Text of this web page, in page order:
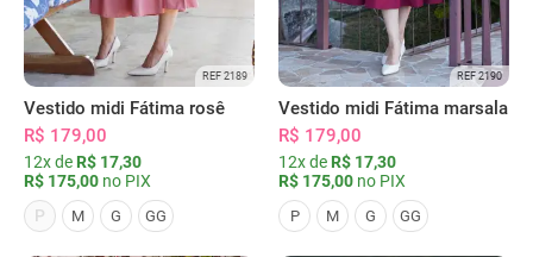
REF 2189
Vestido midi Fátima rosê
R$ 179,00
12x de R$ 17,30
R$ 175,00 no PIX
P
M G GG
REF 2190
Vestido midi Fátima marsala
R$ 179,00
12x de R$ 17,30
R$ 175,00 no PIX
P M G GG